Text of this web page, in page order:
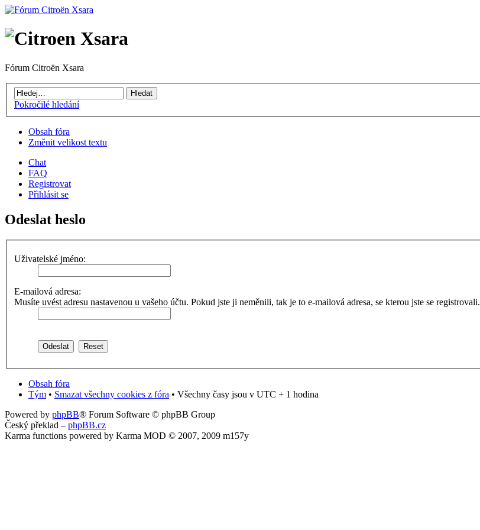
Fórum Citroën Xsara
Pokročilé hledání
Obsah fóra
Změnit velikost textu
Chat
FAQ
Registrovat
Přihlásit se
Odeslat heslo
Uživatelské jméno:
E-mailová adresa:
Musíte uvést adresu nastavenou u vašeho účtu. Pokud jste ji neměnili, tak je to e-mailová adresa, se kterou jste se registrovali.
Obsah fóra
Tým • Smazat všechny cookies z fóra • Všechny časy jsou v UTC + 1 hodina
Powered by phpBB® Forum Software © phpBB Group
Český překlad – phpBB.cz
Karma functions powered by Karma MOD © 2007, 2009 m157y